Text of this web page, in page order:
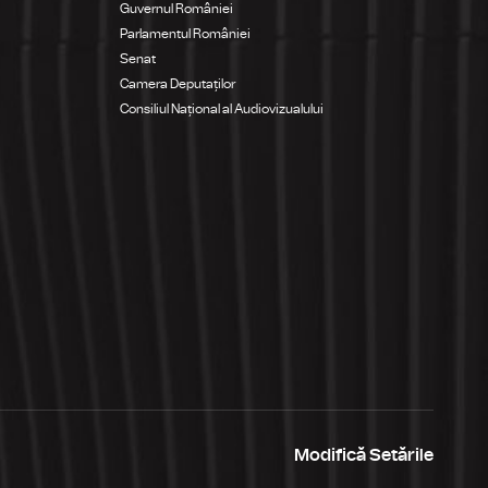
Guvernul României
Parlamentul României
Senat
Camera Deputaților
Consiliul Național al Audiovizualului
Modifică Setările